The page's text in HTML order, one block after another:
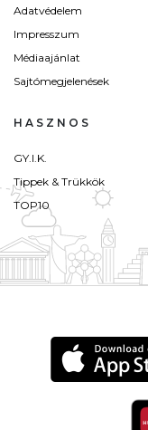
Adatvédelem
Impresszum
Médiaajánlat
Sajtómegjelenések
HASZNOS
GY.I.K.
Tippek & Trükkök
TOP10